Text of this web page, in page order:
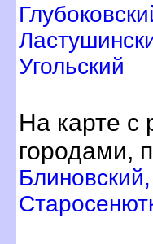
Угольский
На карте с
ородами,